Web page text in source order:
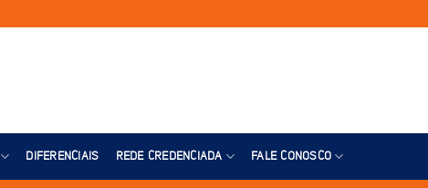
DIFERENCIAIS REDE CREDENCIADA FALE CONOSCO